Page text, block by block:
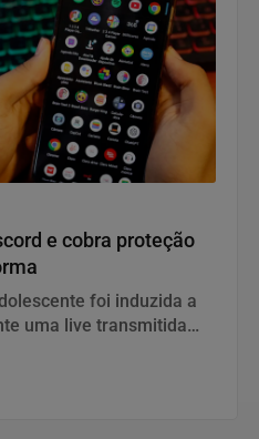
e cobra proteção
foi induzida a
uma live transmitida